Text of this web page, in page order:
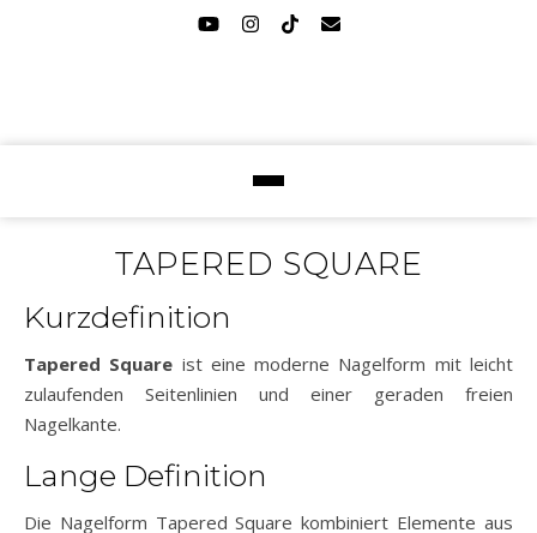
TAPERED SQUARE
Kurzdefinition
Tapered Square ist eine moderne Nagelform mit leicht
zulaufenden Seitenlinien und einer geraden freien
Nagelkante.
Lange Definition
Die Nagelform Tapered Square kombiniert Elemente aus